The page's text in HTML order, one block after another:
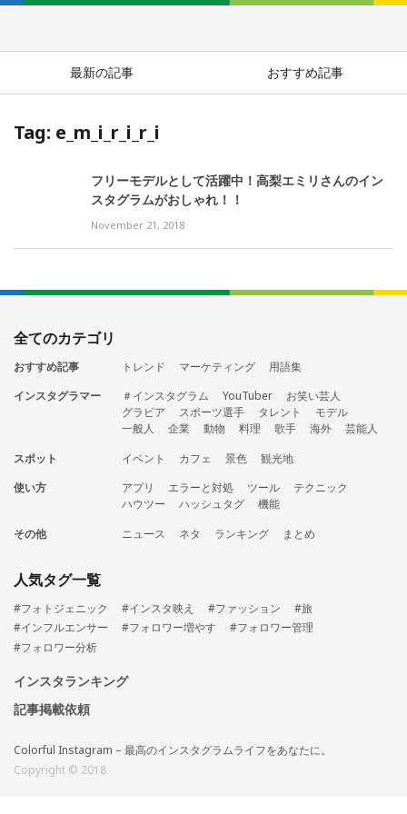
最新の記事 おすすめ記事
Tag: e_m_i_r_i_r_i
フリーモデルとして活躍中！高梨エミリさんのイン
スタグラムがおしゃれ！！
November 21, 2018
全てのカテゴリ
おすすめ記事 トレンド マーケティング
用語集
インスタグラマー
＃インスタグラム YouTuber
お笑い芸人
グラビア
スポーツ選手 タレント
モデル
一般人
企業 動物 料理 歌手 海外
芸能人
スポット
イベント カフェ 景色
観光地
使い方
アプリ エラーと対処 ツール
テクニック
ハウツー
ハッシュタグ
機能
その他
ニュース ネタ ランキング まとめ
人気タグ一覧
#フォトジェニック #インスタ映え #ファッション
#旅
#インフルエンサー
#フォロワー増やす
#フォロワー管理
#フォロワー分析
インスタランキング
記事掲載依頼
Colorful Instagram – 最高のインスタグラムライフをあなたに。
Copyright © 2018